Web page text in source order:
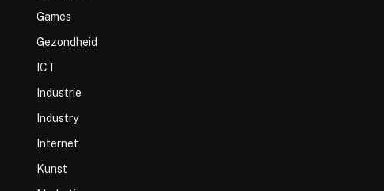
Games
Gezondheid
ICT
Industrie
Industry
Internet
Kunst